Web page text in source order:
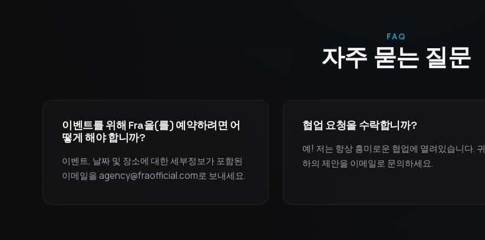
FAQ
자주 묻는 질문
이벤트를 위해 Fra을(를) 예약하려면 어
떻게 해야 합니까?
이벤트, 날짜 및 장소에 대한 세부정보가 포함된
이메일을 agency@fraofficial.com로 보내세요.
협업 요청을 수락합니까?
예! 저는 항상 흥미로운 협업에 열려있습니다. 귀
하의 제안을 이메일로 문의하세요.